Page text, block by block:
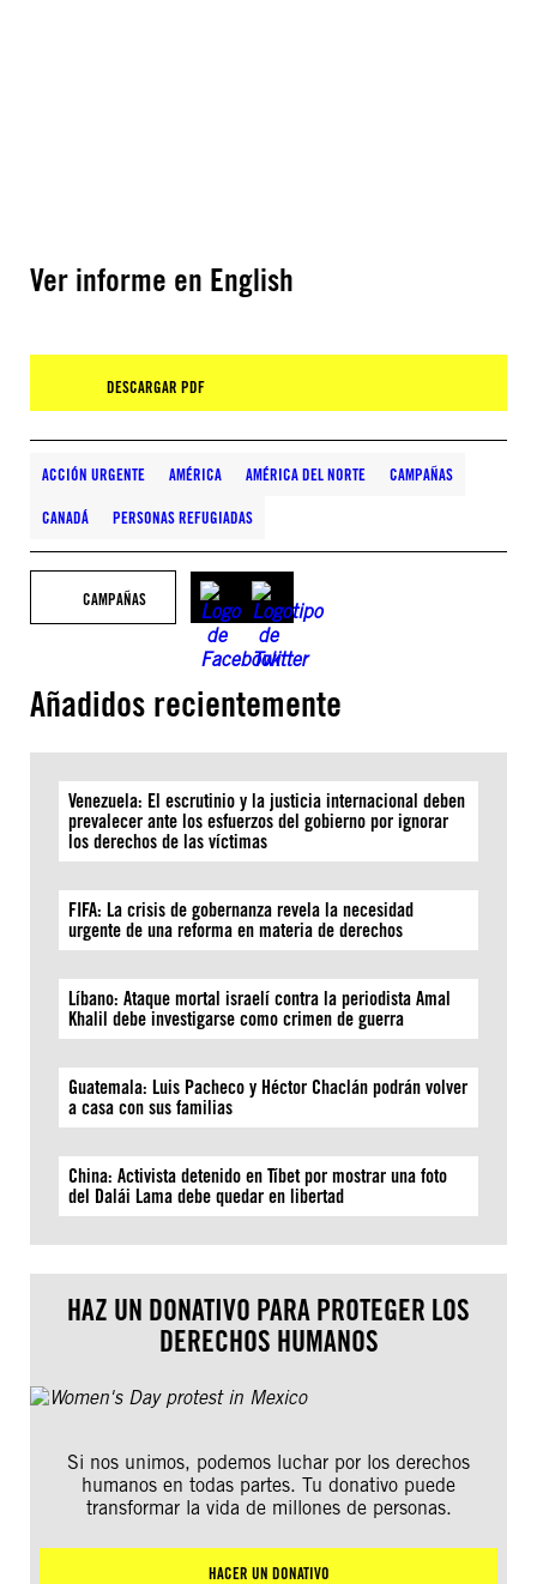
Ver informe en English
DESCARGAR PDF
ACCIÓN URGENTE AMÉRICA AMÉRICA DEL NORTE CAMPAÑAS
CANADÁ PERSONAS REFUGIADAS
CAMPAÑAS
Añadidos recientemente
Venezuela: El escrutinio y la justicia internacional deben
prevalecer ante los esfuerzos del gobierno por ignorar
los derechos de las víctimas
FIFA: La crisis de gobernanza revela la necesidad
urgente de una reforma en materia de derechos
Líbano: Ataque mortal israelí contra la periodista Amal
Khalil debe investigarse como crimen de guerra
Guatemala: Luis Pacheco y Héctor Chaclán podrán volver
a casa con sus familias
China: Activista detenido en Tíbet por mostrar una foto
del Dalái Lama debe quedar en libertad
HAZ UN DONATIVO PARA PROTEGER LOS
DERECHOS HUMANOS
Si nos unimos, podemos luchar por los derechos
humanos en todas partes. Tu donativo puede
transformar la vida de millones de personas.
HACER UN DONATIVO